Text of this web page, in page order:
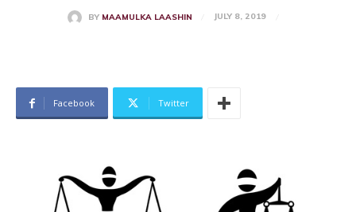
BY MAAMULKA LAASHIN JULY 8, 2019
Facebook Twitter